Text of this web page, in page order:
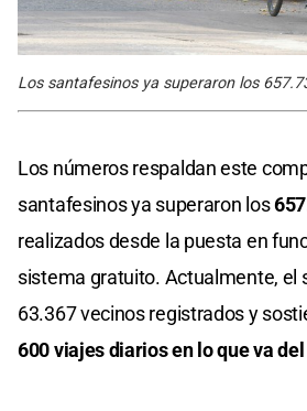
Los santafesinos ya superaron los
Los números respaldan este
santafesinos ya superaron los
realizados desde la puesta en
sistema gratuito. Actualmente, el
63.367 vecinos registrados y
600 viajes diarios en lo que va